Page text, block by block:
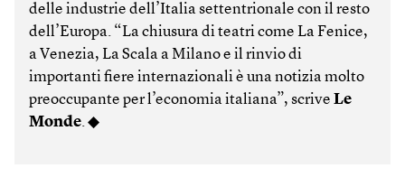
delle industrie dell’Italia settentrionale con il resto
dell’Europa. “La chiusura di teatri come La Fenice,
a Venezia, La Scala a Milano e il rinvio di
importanti fiere internazionali è una notizia molto
preoccupante per l’economia italiana”, scrive Le
Monde. ◆